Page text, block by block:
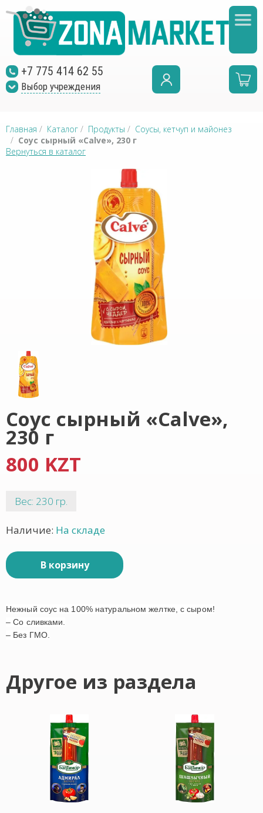
+7 775 414 62 55
Выбор учреждения
Главная / Каталог / Продукты / Соусы, кетчуп и майонез
/ Cоус сырный «Calve», 230 г
Вернуться в каталог
Cоус сырный «Calve»,
230 г
800 KZT
Вес: 230 гр.
Наличие: На складе
В корзину
Нежный соус на 100% натуральном желтке, с сыром!
– Со сливками.
– Без ГМО.
Другое из раздела